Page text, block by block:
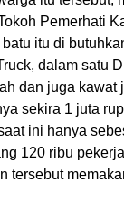
Pemerhati
itu di
dalam satu
dan juga kawat
sekira 1 juta
ini hanya
120 ribu
tersebut